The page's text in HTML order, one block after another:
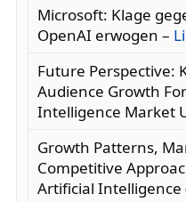
Microsoft: Klage
OpenAI erwogen –
Future Perspective:
Audience Growth
Intelligence Market
Growth Patterns,
Competitive
Artificial Intelligence